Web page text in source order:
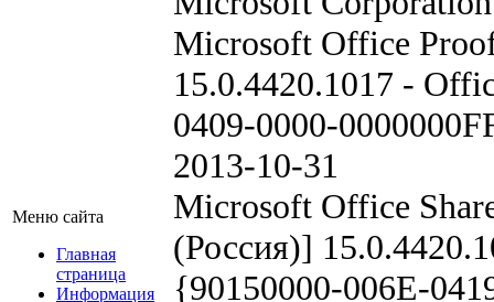
Меню сайта
Главная
страница
Информация
Microsoft Office
15.0.4420.1017 -
0409-0000-
2013-10-31
Microsoft Office
(Россия)]
{90150000-006E-